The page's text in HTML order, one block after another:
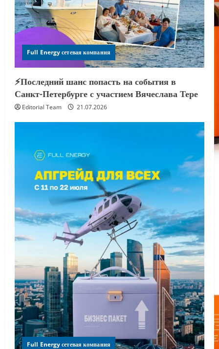
Full Energy сетевая компания
⚡️Последний шанс попасть на события в
Санкт-Петербурге с участием Вячеслава Тере
Editorial Team 21.07.2026
Full Energy сетевая компания